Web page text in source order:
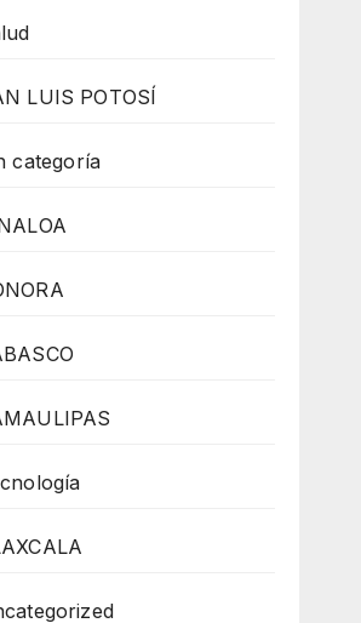
LUIS POTOSÍ
categoría